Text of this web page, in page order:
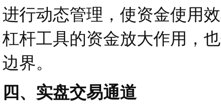
进行动态管理，使资金使用
杠杆工具的资金放大作用，
边界。
四、实盘交易通道